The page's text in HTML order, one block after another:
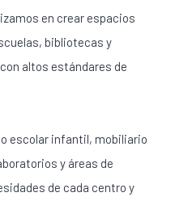
en crear espacios
bibliotecas y
altos estándares de
escolar infantil, mobiliario
y áreas de
de cada centro y